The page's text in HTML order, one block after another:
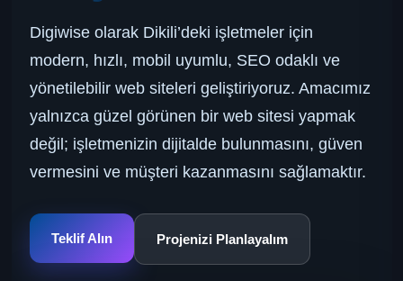
Digiwise olarak Dikili’deki işletmeler için
modern, hızlı, mobil uyumlu, SEO odaklı ve
yönetilebilir web siteleri geliştiriyoruz. Amacımız
yalnızca güzel görünen bir web sitesi yapmak
değil; işletmenizin dijitalde bulunmasını, güven
vermesini ve müşteri kazanmasını sağlamaktır.
Teklif Alın Projenizi Planlayalım